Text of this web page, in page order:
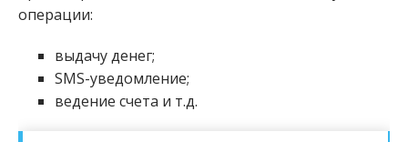
операции:
выдачу денег;
SMS-уведомление;
ведение счета и т.д.